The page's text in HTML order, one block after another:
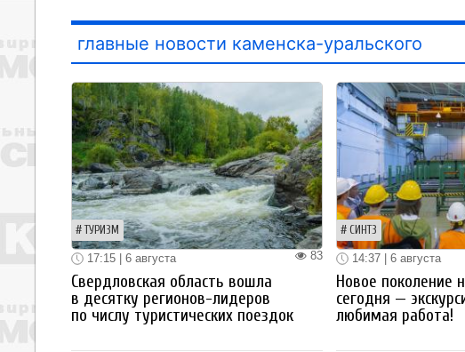
главные новости каменска-уральского
ТУРИЗМ
83
17:15 | 6 августа
Свердловская область вошла
в десятку регионов-лидеров
по числу туристических поездок
СИНТЗ
14:37 | 6 августа
Новое поколение
сегодня —
любимая работа!